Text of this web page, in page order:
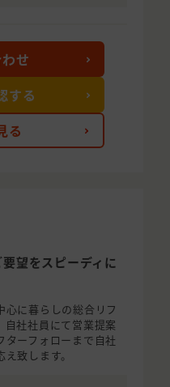
る
せ
する
望をスピーディに
に暮らしの総合リフ
自社社員にて営業提案
ーフォローまで自社
致します。